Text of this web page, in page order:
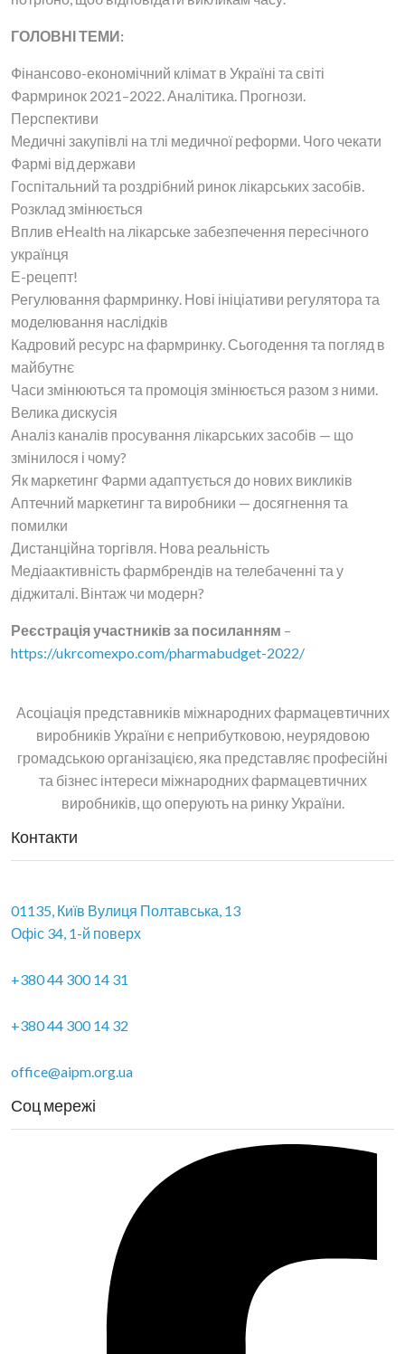
ГОЛОВНІ ТЕМИ:
Фінансово-економічний клімат в Україні та світі
Фармринок 2021–2022. Аналітика. Прогнози.
Перспективи
Медичні закупівлі на тлі медичної реформи. Чого чекати
Фармі від держави
Госпітальний та роздрібний ринок лікарських засобів.
Розклад змінюється
Вплив еНealth на лікарське забезпечення пересічного
українця
Е-рецепт!
Регулювання фармринку. Нові ініціативи регулятора та
моделювання наслідків
Кадровий ресурс на фармринку. Сьогодення та погляд в
майбутнє
Часи змінюються та промоція змінюється разом з ними.
Велика дискусія
Аналіз каналів просування лікарських засобів — що
змінилося і чому?
Як маркетинг Фарми адаптується до нових викликів
Аптечний маркетинг та виробники — досягнення та
помилки
Дистанційна торгівля. Нова реальність
Медіаактивність фармбрендів на телебаченні та у
діджиталі. Вінтаж чи модерн?
Реєстрація участників за посиланням –
https://ukrcomexpo.com/pharmabudget-2022/
Асоціація представників міжнародних фармацевтичних
виробників України є неприбутковою, неурядовою
громадською організацією, яка представляє професійні
та бізнес інтереси міжнародних фармацевтичних
виробників, що оперують на ринку України.
Контакти
01135, Київ Вулиця Полтавська, 13
Офіс 34, 1-й поверх
+380 44 300 14 31
+380 44 300 14 32
office@aipm.org.ua
Соц мережі